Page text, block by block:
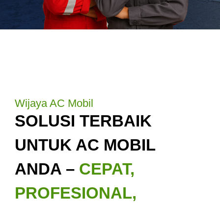
Wijaya AC Mobil
SOLUSI TERBAIK
UNTUK AC MOBIL
ANDA – CEPAT,
PROFESIONAL,